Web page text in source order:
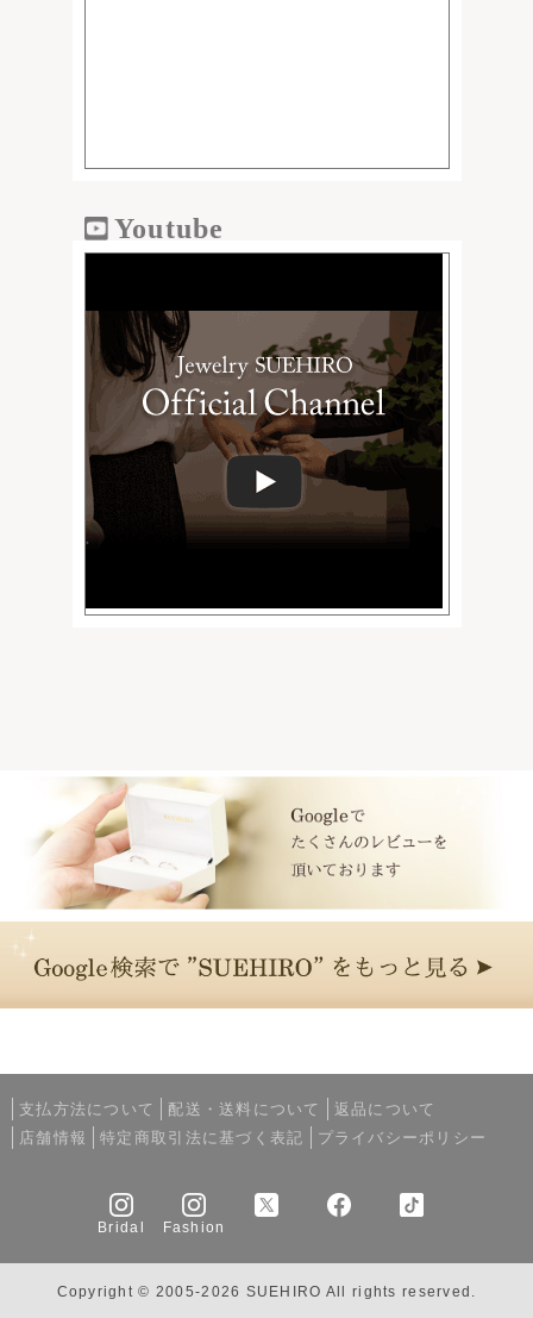
Youtube
支払方法について 配送・送料について
返品について
店舗情報
特定商取引法に基づく表記 プライバシーポリシー
Bridal Fashion
Copyright © 2005-2026 SUEHIRO All rights reserved.